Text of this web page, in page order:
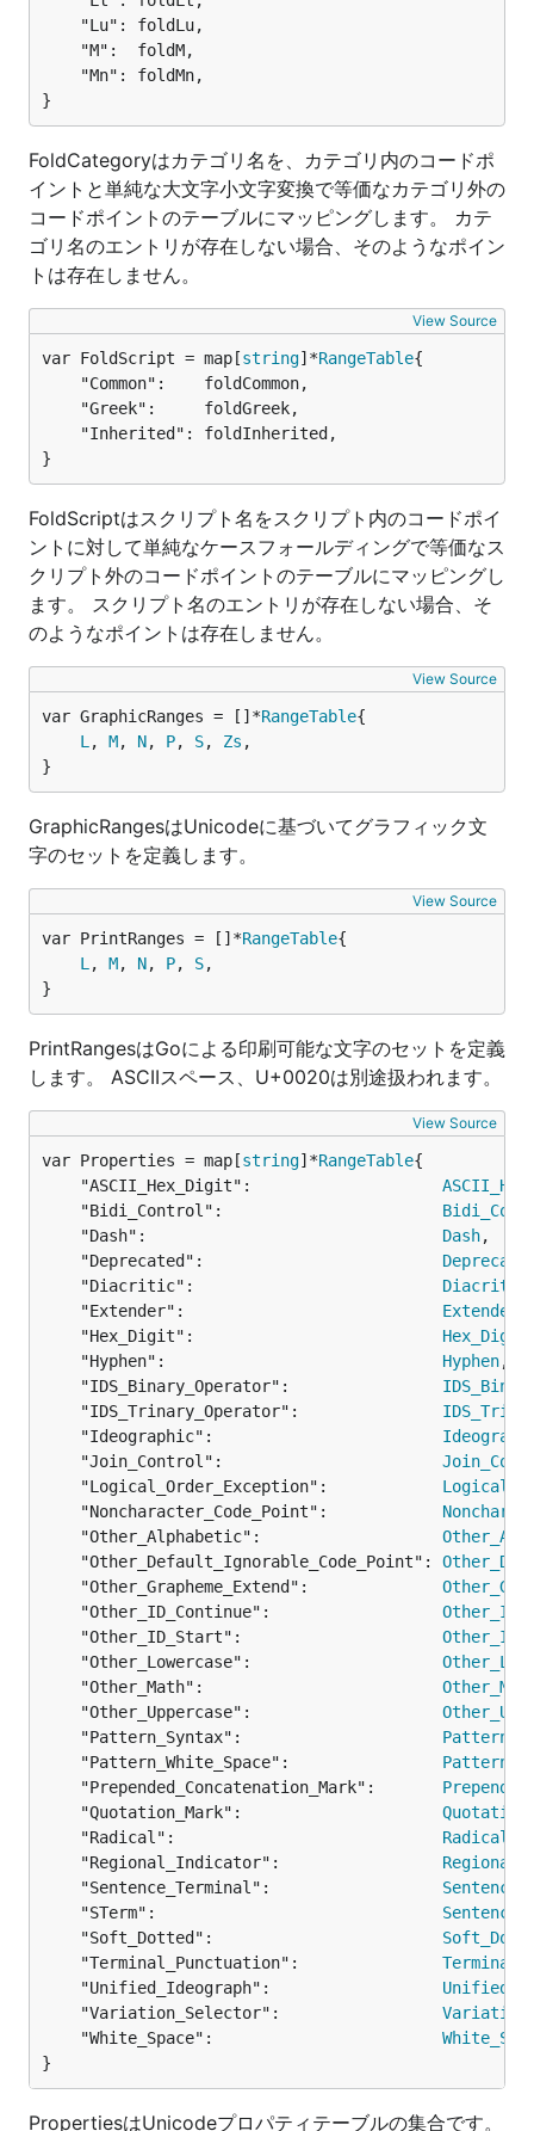
}
FoldCategoryはカテゴリ名を、カテゴリ内のコードポ
イントと単純な大文字小文字変換で等価なカテゴリ外の
コードポイントのテーブルにマッピングします。 カテ
ゴリ名のエントリが存在しない場合、そのようなポイン
トは存在しません。
View Source
var FoldScript = map[string]*RangeTable
}
FoldScriptはスクリプト名をスクリプト内のコードポイ
ントに対して単純なケースフォールディングで等価なス
クリプト外のコードポイントのテーブルにマッピングし
ます。 スクリプト名のエントリが存在しない場合、そ
のようなポイントは存在しません。
View Source
var GraphicRanges = []*RangeTable
L , M, N, P, S, Zs ,
}
GraphicRangesはUnicodeに基づいてグラフィック文
字のセットを定義します。
View Source
var PrintRanges = []*RangeTable
L , M, N, P, S,
}
PrintRangesはGoによる印刷可能な文字のセットを定義
します。 ASCIIスペース、U+0020は別途扱われます。
View Source
var Properties = map[string]*RangeTable
	"ASCII_Hex_Digit":
	"Bidi_Control":
	"Dash":
Dash,
	"Deprecated":
	"Diacritic":
Diacritic
	"Extender":
Extender
	"Hex_Digit":
Hex_Digit
	"Hyphen":
Hyphen,
	"IDS_Binary_Operator":
	"IDS_Trinary_Operator":
	"Ideographic":
	"Join_Control":
	"Logical_Order_Exception":
	"Noncharacter_Code_Point":
	"Other_Alphabetic":
	"Other_Default_Ignorable_Code_Point":
	"Other_Grapheme_Extend":
	"Other_ID_Continue":
	"Other_ID_Start":
	"Other_Lowercase":
	"Other_Math":
	"Other_Uppercase":
	"Pattern_Syntax":
	"Pattern_White_Space":
	"Prepended_Concatenation_Mark":
	"Quotation_Mark":
	"Radical":
Radical
	"Regional_Indicator":
	"Sentence_Terminal":
	"STerm":
	"Soft_Dotted":
	"Terminal_Punctuation":
	"Unified_Ideograph":
	"Variation_Selector":
	"White_Space":
}
PropertiesはUnicodeプロパティテーブルの集合です。